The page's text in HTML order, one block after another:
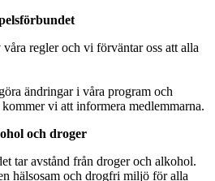
regler och vi förväntar oss att alla
ändringar i våra program och
vi att informera medlemmarna.
och droger
tar avstånd från droger och alkohol.
hälsosam och drogfri miljö för alla